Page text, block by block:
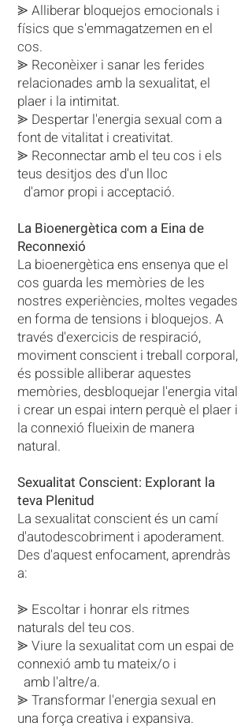
⪢ Alliberar bloquejos emocionals i
físics que s'emmagatzemen en el
cos.
⪢ Reconèixer i sanar les ferides
relacionades amb la sexualitat, el
plaer i la intimitat.
⪢ Despertar l'energia sexual com a
font de vitalitat i creativitat.
⪢ Reconnectar amb el teu cos i els
teus desitjos des d'un lloc
d'amor propi i acceptació.
La Bioenergètica com a Eina de
Reconnexió
La bioenergètica ens ensenya que el
cos guarda les memòries de les
nostres experiències, moltes vegades
en forma de tensions i bloquejos. A
través d'exercicis de respiració,
moviment conscient i treball corporal,
és possible alliberar aquestes
memòries, desbloquejar l'energia vital
i crear un espai intern perquè el plaer i
la connexió flueixin de manera
natural.
Sexualitat Conscient: Explorant la
teva Plenitud
La sexualitat conscient és un camí
d'autodescobriment i apoderament.
Des d'aquest enfocament, aprendràs
a:
⪢ Escoltar i honrar els ritmes
naturals del teu cos.
⪢ Viure la sexualitat com un espai de
connexió amb tu mateix/o i
amb l'altre/a.
⪢ Transformar l'energia sexual en
una força creativa i expansiva. ​